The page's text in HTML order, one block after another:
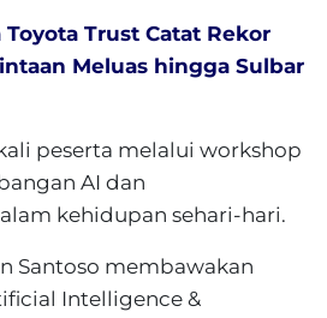
Toyota Trust Catat Rekor
Meluas hingga Sulbar
peserta melalui workshop
AI dan
kehidupan sehari-hari.
Santoso membawakan
Intelligence &